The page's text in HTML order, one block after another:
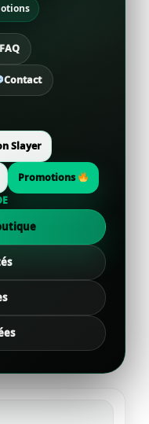
FAQ
Contact
Slayer
Promotions